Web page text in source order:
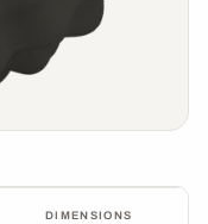
DIMENSIONS